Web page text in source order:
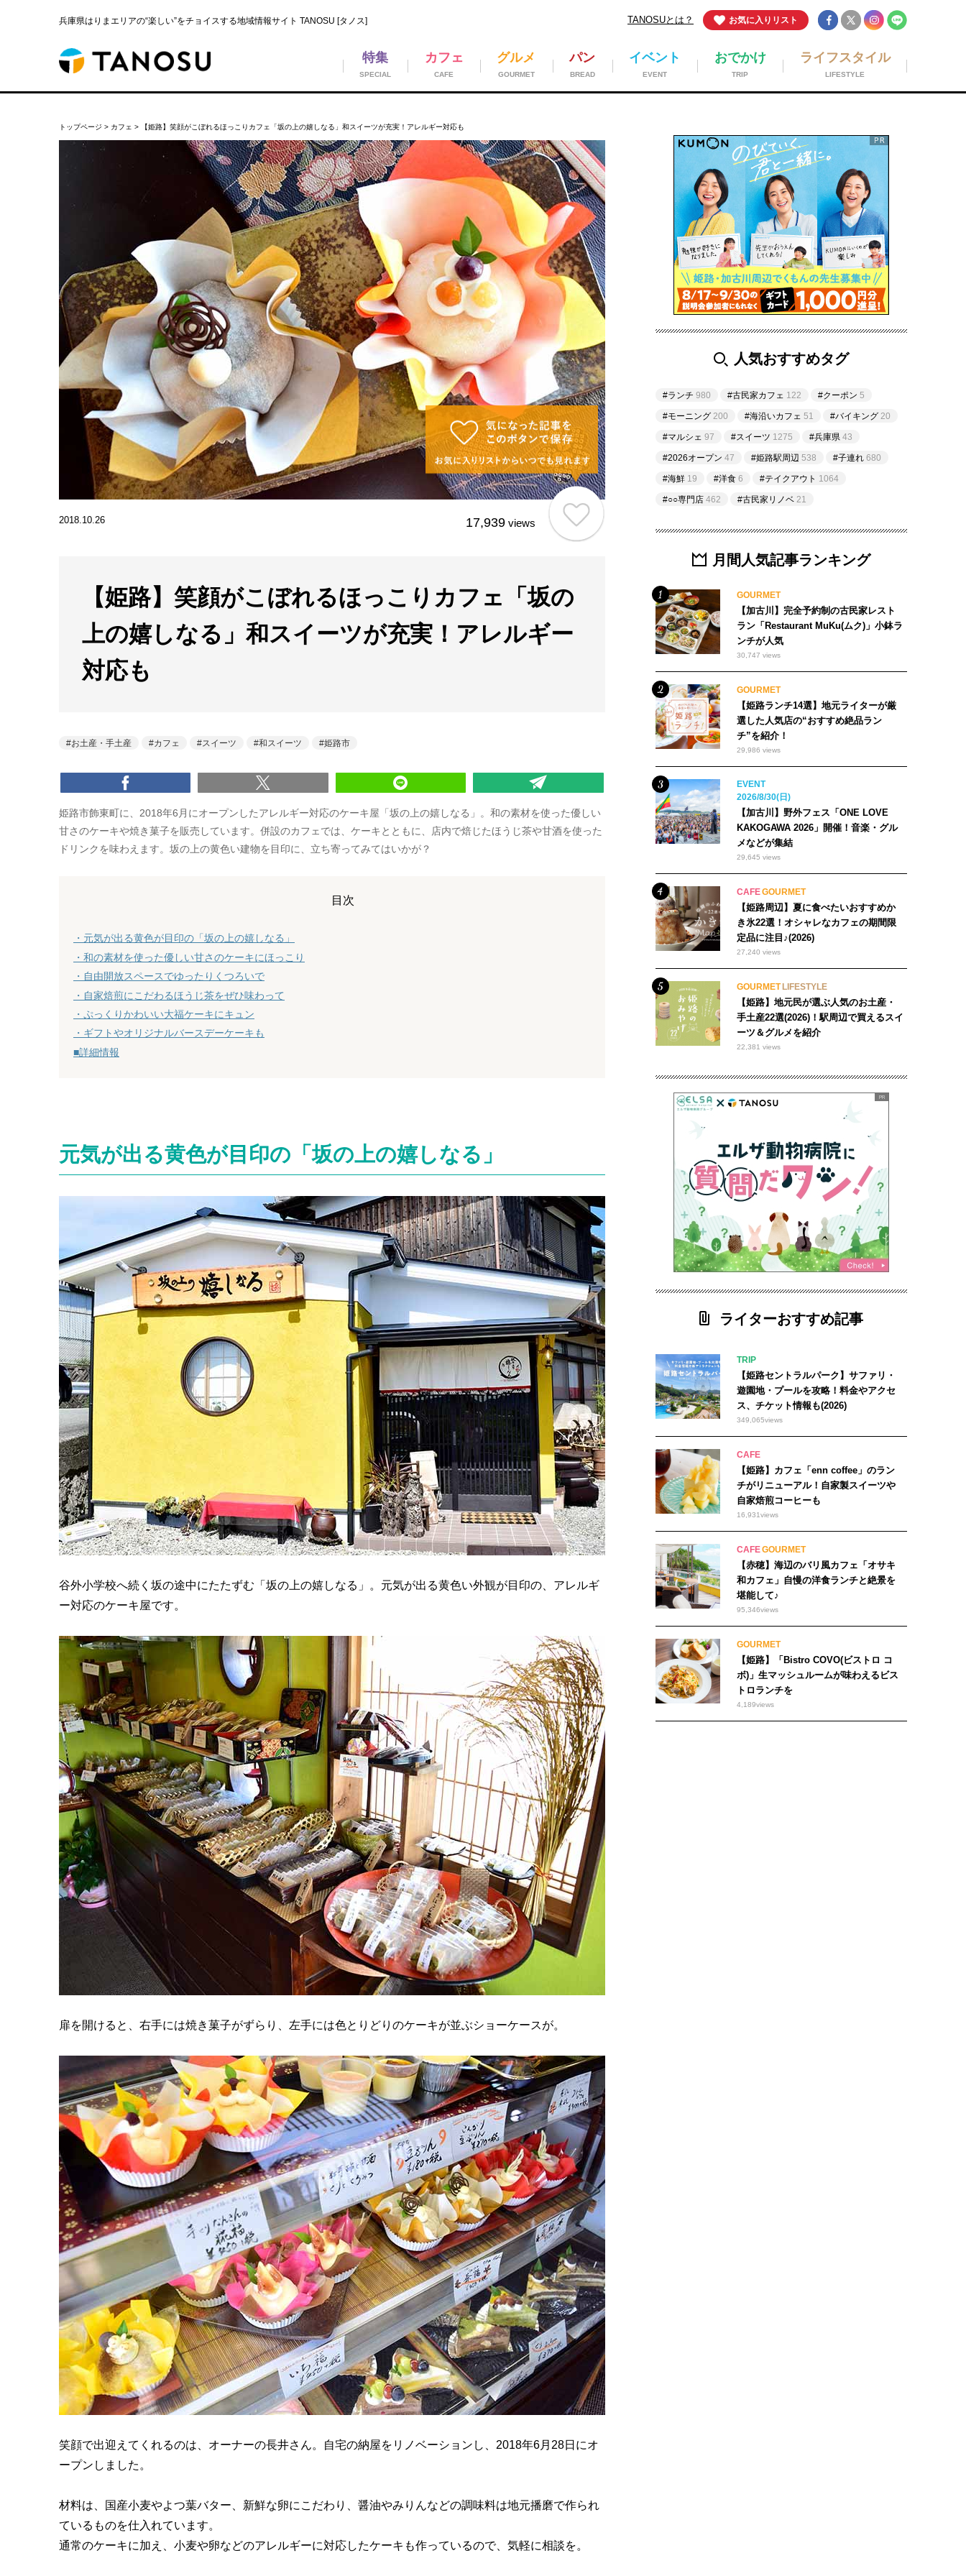
兵庫県はりまエリアの“楽しい”をチョイスする地域情報サイト TANOSU [タノス] お気に入りリスト
TANOSUとは？
ライフスタイル
LIFESTYLE
おでかけ
TRIP
イベント
EVENT
パン
BREAD
グルメ
GOURMET
カフェ
CAFE
特集
SPECIAL
トップページ > カフェ > 【姫路】笑顔がこぼれるほっこりカフェ「坂の上の嬉しなる」和スイーツが充実！アレルギー対応も
2018.10.26 17,939views
【姫路】笑顔がこぼれるほっこりカフェ「坂の
上の嬉しなる」和スイーツが充実！アレルギー
対応も
お土産・手土産 カフェ スイーツ 和スイーツ 姫路市
姫路市飾東町に、2018年6月にオープンしたアレルギー対応のケーキ屋「坂の上の嬉しなる」。和の素材を使った優しい
甘さのケーキや焼き菓子を販売しています。併設のカフェでは、ケーキとともに、店内で焙じたほうじ茶や甘酒を使った
ドリンクを味わえます。坂の上の黄色い建物を目印に、立ち寄ってみてはいかが？
目次
・元気が出る黄色が目印の「坂の上の嬉しなる」
・和の素材を使った優しい甘さのケーキにほっこり
・自由開放スペースでゆったりくつろいで
・自家焙煎にこだわるほうじ茶をぜひ味わって
・ぷっくりかわいい大福ケーキにキュン
・ギフトやオリジナルバースデーケーキも
■詳細情報
元気が出る黄色が目印の「坂の上の嬉しなる」
谷外小学校へ続く坂の途中にたたずむ「坂の上の嬉しなる」。元気が出る黄色い外観が目印の、アレルギ
ー対応のケーキ屋です。
扉を開けると、右手には焼き菓子がずらり、左手には色とりどりのケーキが並ぶショーケースが。
笑顔で出迎えてくれるのは、オーナーの長井さん。自宅の納屋をリノベーションし、2018年6月28日にオ
ープンしました。
材料は、国産小麦やよつ葉バター、新鮮な卵にこだわり、醤油やみりんなどの調味料は地元播磨で作られ
ているものを仕入れています。
通常のケーキに加え、小麦や卵などのアレルギーに対応したケーキも作っているので、気軽に相談を。
人気おすすめタグ
#ランチ 980 #古民家カフェ 122 #クーポン 5
#モーニング 200 #海沿いカフェ 51 #バイキング 20
#マルシェ 97 #スイーツ 1275 #兵庫県 43
#2026オープン 47 #姫路駅周辺 538 #子連れ 680
#海鮮 19 #洋食 6 #テイクアウト 1064
#○○専門店 462 #古民家リノベ 21
月間人気記事ランキング
GOURMET
【加古川】完全予約制の古民家レスト
ラン「Restaurant MuKu(ムク)」小鉢ラ
ンチが人気
30,747 views
GOURMET
【姫路ランチ14選】地元ライターが厳
選した人気店の“おすすめ絶品ラン
チ”を紹介！
29,986 views
EVENT
2026/8/30(日)
【加古川】野外フェス「ONE LOVE
KAKOGAWA 2026」開催！音楽・グル
メなどが集結
29,645 views
CAFEGOURMET
【姫路周辺】夏に食べたいおすすめか
き氷22選！オシャレなカフェの期間限
定品に注目♪(2026)
27,240 views
GOURMET LIFESTYLE
【姫路】地元民が選ぶ人気のお土産・
手土産22選(2026)！駅周辺で買えるスイ
ーツ＆グルメを紹介
22,381 views
ライターおすすめ記事
TRIP
【姫路セントラルパーク】サファリ・
遊園地・プールを攻略！料金やアクセ
ス、チケット情報も(2026)
349,065views
CAFE
【姫路】カフェ「enn coffee」のラン
チがリニューアル！自家製スイーツや
自家焙煎コーヒーも
16,931views
CAFEGOURMET
【赤穂】海辺のバリ風カフェ「オサキ
和カフェ」自慢の洋食ランチと絶景を
堪能して♪
95,346views
GOURMET
【姫路】「Bistro COVO(ビストロ コ
ボ)」生マッシュルームが味わえるビス
トロランチを
4,189views